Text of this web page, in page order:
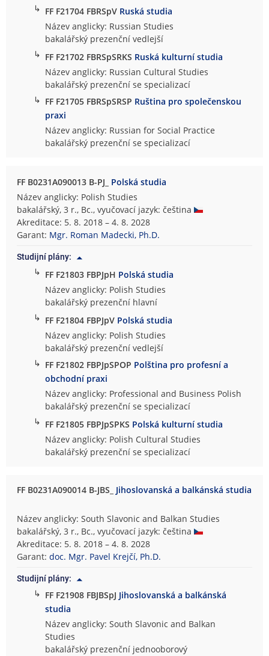
↳ FF F21704 FBRSpV Ruská studia
Název anglicky: Russian Studies
bakalářský prezenční vedlejší
↳ FF F21702 FBRSpSRKS Ruská kulturní studia
Název anglicky: Russian Cultural Studies
bakalářský prezenční se specializací
↳ FF F21705 FBRSpSRSP Ruština pro společenskou
praxi
Název anglicky: Russian for Social Practice
bakalářský prezenční se specializací
FF B0231A090013 B-PJ_ Polská studia
Název anglicky: Polish Studies
bakalářský, 3 r., Bc., vyučovací jazyk: čeština
Akreditace: 5. 8. 2018 – 4. 8. 2028
Garant: Mgr. Roman Madecki, Ph.D.
Studijní plány:
↳ FF F21803 FBPJpH Polská studia
Název anglicky: Polish Studies
bakalářský prezenční hlavní
↳ FF F21804 FBPJpV Polská studia
Název anglicky: Polish Studies
bakalářský prezenční vedlejší
↳ FF F21802 FBPJpSPOP Polština pro profesní a
obchodní praxi
Název anglicky: Professional and Business Polish
bakalářský prezenční se specializací
↳ FF F21805 FBPJpSPKS Polská kulturní studia
Název anglicky: Polish Cultural Studies
bakalářský prezenční se specializací
FF B0231A090014 B-JBS_ Jihoslovanská a balkánská studia
Název anglicky: South Slavonic and Balkan Studies
bakalářský, 3 r., Bc., vyučovací jazyk: čeština
Akreditace: 5. 8. 2018 – 4. 8. 2028
Garant:doc. Mgr. Pavel Krejčí, Ph.D.
Studijní plány:
↳ FF F21908 FBJBSpJ Jihoslovanská a balkánská
studia
Název anglicky: South Slavonic and Balkan
Studies
bakalářský prezenční jednooborový